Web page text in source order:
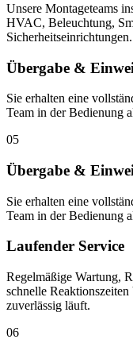
Unsere Montageteams
HVAC, Beleuchtung,
Sicherheitseinrichtungen.
Übergabe &
Sie erhalten eine
Team in der Bedienung
05
Übergabe &
Sie erhalten eine
Team in der Bedienung
Laufender Service
Regelmäßige Wartung,
schnelle
zuverlässig läuft.
06